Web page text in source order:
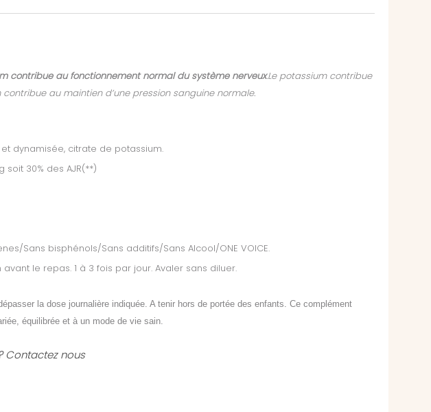
contribue au fonctionnement normal du système nerveux.Le potassium contribue
au maintien d’une pression sanguine normale.
dynamisée, citrate de potassium.
30% des AJR(**)
Sans bisphénols/Sans additifs/Sans Alcool/ONE VOICE.
le repas. 1 à 3 fois par jour. Avaler sans diluer.
la dose journalière indiquée. A tenir hors de portée des enfants. Ce complément
équilibrée et à un mode de vie sain.
Contactez nous